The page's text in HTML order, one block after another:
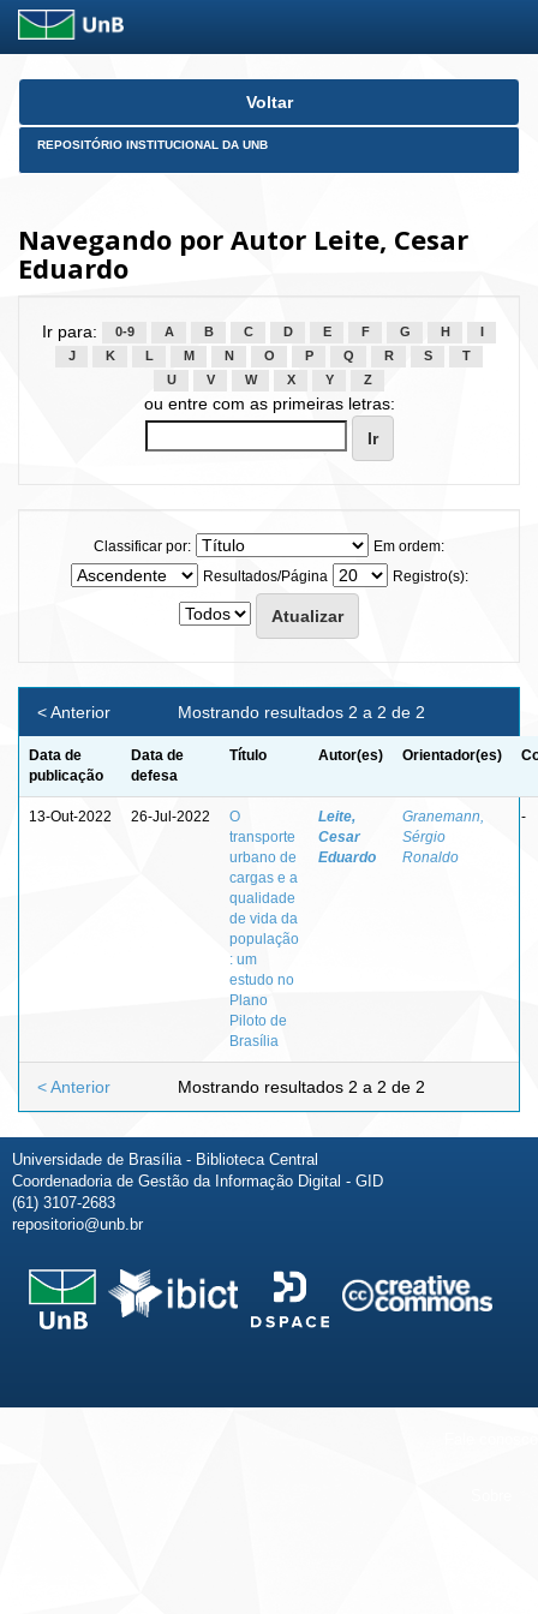
Skip
Voltar
REPOSITÓRIO INSTITUCIONAL DA UNB
Navegando por Autor Leite, Cesar
Eduardo
Ir para: 0-9 A B C D E F G H
J
K L M N O P Q R S
T
U
V W X Y Z
ou entre com as primeiras letras:
Classificar por:
Em ordem:
Resultados/Página
Registro(s):
Mostrando resultados 2 a 2 de 2
< Anterior
Data de
publicação
Data de
defesa
Título Autor(es) Orientador(es)
13-Out-2022 26-Jul-2022
O
transporte
urbano de
cargas e a
qualidade
de vida da
população
: um
estudo no
Plano
Piloto de
Brasília
Leite,
Cesar
Eduardo
Granemann,
Sérgio
Ronaldo
-
Mostrando resultados 2 a 2 de 2
< Anterior
Universidade de Brasília - Biblioteca Central
Coordenadoria de Gestão da Informação Digital - GID
(61) 3107-2683
repositorio@unb.br